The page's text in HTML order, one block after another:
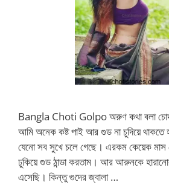
Bangla Choti Golpo অরুণ কথা বলা
আমি অনেক কষ্ট পাই আর গুড না চুদিয়ে থাকতে
যেনো সব সুখে চলে গেছে। এরকম কেয়েক
ঢুকিয়ে গুড ঠান্ডা করতাম। আর আরুনকে হারানোর
এসেছি। কিন্তু গুদের জ্বালা …